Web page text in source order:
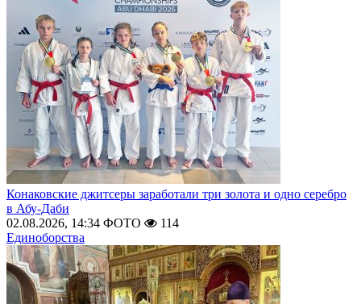
Конаковские джитсеры заработали три золота и одно серебро
в Абу-Даби
02.08.2026, 14:34 ФОТО
114
Единоборства